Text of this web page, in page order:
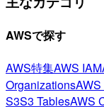
AWSで探す
AWS特集AWS IAM
Organizations
S3S3 TablesAWS